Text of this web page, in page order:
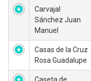
Carvajal
Sánchez Juan
Manuel
Casas de la Cruz
Rosa Guadalupe